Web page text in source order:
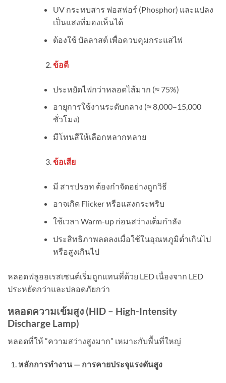
UV กระทบสาร ฟอสฟอร์ (Phosphor) และแปลง
เป็นแสงที่มองเห็นได้
ต้องใช้ บัลลาสต์ เพื่อควบคุมกระแสไฟ
ข้อดี
ประหยัดไฟกว่าหลอดไส้มาก (≈ 75%)
อายุการใช้งานระดับกลาง (≈ 8,000–15,000
ชั่วโมง)
มีโทนสีให้เลือกหลากหลาย
ข้อเสีย
มี สารปรอท ต้องกำจัดอย่างถูกวิธี
อาจเกิด Flicker หรือแสงกระพริบ
ใช้เวลา Warm-up ก่อนสว่างเต็มกำลัง
ประสิทธิภาพลดลงเมื่อใช้ในอุณหภูมิต่ำเกินไป
หรือสูงเกินไป
หลอดฟลูออเรสเซนต์เริ่มถูกแทนที่ด้วย LED เนื่องจาก LED
ประหยัดกว่าและปลอดภัยกว่า
หลอดความเข้มสูง (HID – High-Intensity
Discharge Lamp)
หลอดที่ให้ “ความสว่างสูงมาก” เหมาะกับพื้นที่ใหญ่
หลักการทำงาน — การคายประจุแรงดันสูง